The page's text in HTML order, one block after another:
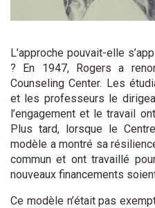
L’approche pouvait-elle
? En 1947, Rogers a
Counseling Center. Les
et les professeurs le
l’engagement et le travail
Plus tard, lorsque le
modèle a montré sa
commun et ont travaillé
nouveaux financements
Ce modèle n’était pas